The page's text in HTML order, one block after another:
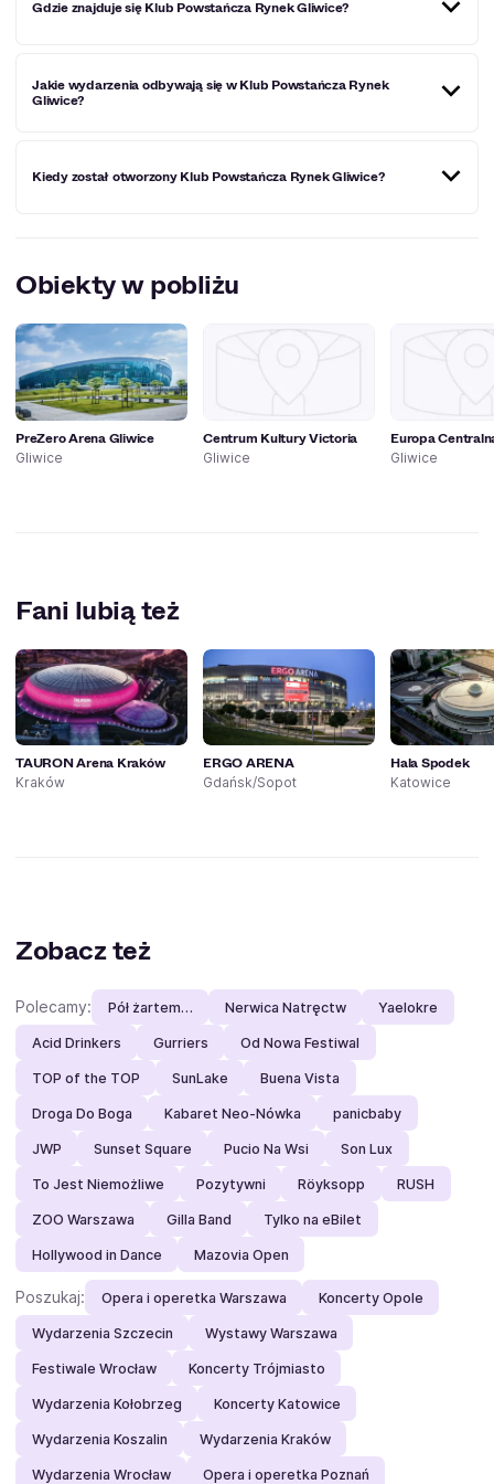
Gdzie znajduje się Klub Powstańcza Rynek Gliwice?
historycznym centrum miasta, na Rynku w Gliwicach, łatwo
dostępny spacerując po malowniczych uliczkach starego
Jakie wydarzenia odbywają się w Klub Powstańcza Rynek
Gliwice?
rozrywkowych, takich jak koncerty różnych gatunków
Kiedy został otworzony Klub Powstańcza Rynek Gliwice?
Obiekty w pobliżu
PreZero Arena Gliwice
Gliwice
Centrum Kultury Victoria
Gliwice
Europa
Gliwice
Fani lubią też
TAURON Arena Kraków
Kraków
ERGO ARENA
Gdańsk/Sopot
Hala Spodek
Katowice
Zobacz też
Polecamy: Pół żartem… Nerwica Natręctw Yaelokre
Acid Drinkers Gurriers Od Nowa Festiwal
TOP of the TOP SunLake Buena Vista
Droga Do Boga Kabaret Neo-Nówka panicbaby
JWP Sunset Square Pucio Na Wsi Son Lux
To Jest Niemożliwe Pozytywni Röyksopp RUSH
ZOO Warszawa Gilla Band Tylko na eBilet
Hollywood in Dance Mazovia Open
Poszukaj: Opera i operetka Warszawa Koncerty Opole
Wydarzenia Szczecin Wystawy Warszawa
Festiwale Wrocław Koncerty Trójmiasto
Wydarzenia Kołobrzeg Koncerty Katowice
Wydarzenia Koszalin Wydarzenia Kraków
Wydarzenia Wrocław Opera i operetka Poznań